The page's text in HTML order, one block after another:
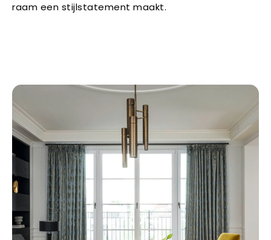
raam een stijlstatement maakt.